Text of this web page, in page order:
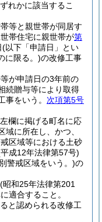
れかに該当するこ
等と親世帯が同居す
帯住宅に親世帯が第
(以下「申請日」とい
に限る。)の改修工事
が申請日の3年前の
続贈与等により取得
事をいう。 次項第5号
欄に掲げる町名に応
域に所在し、かつ、
区域等における土砂
成12年法律第57号)
警戒区域をいう。)の
(昭和25年法律第201
適合すること。
と認められる改修工